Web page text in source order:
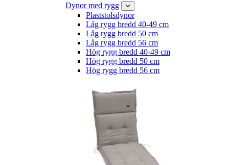
Dynor med rygg
Plaststolsdynor
Låg rygg bredd 40-49 cm
Låg rygg bredd 50 cm
Låg rygg bredd 56 cm
Hög rygg bredd 40-49 cm
Hög rygg bredd 50 cm
Hög rygg bredd 56 cm